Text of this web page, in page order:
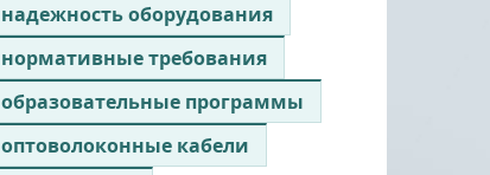
надежность оборудования
нормативные требования
образовательные программы
оптоволоконные кабели